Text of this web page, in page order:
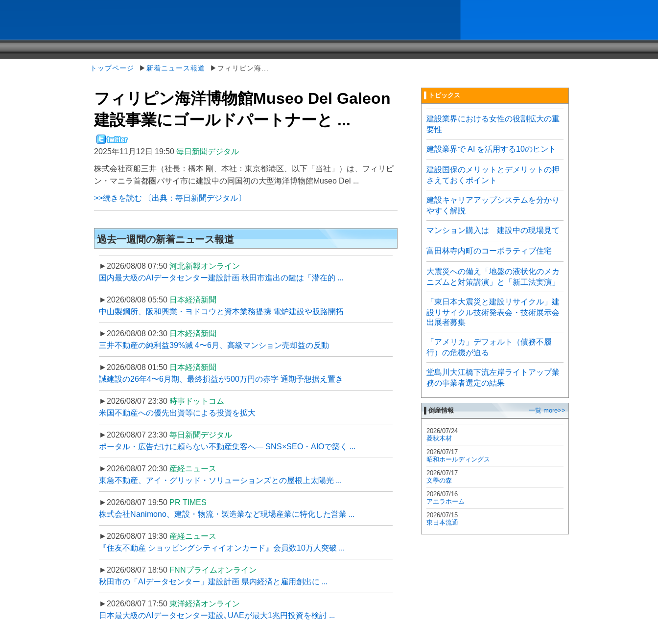
トップページ ▶ 新着ニュース報道 ▶フィリピン海...
フィリピン海洋博物館Museo Del Galeon
建設事業にゴールドパートナーと ...
2025年11月12日 19:50 毎日新聞デジタル
株式会社商船三井（社長：橋本 剛、本社：東京都港区、以下「当社」）は、フィリピ
ン・マニラ首都圏パサイ市に建設中の同国初の大型海洋博物館Museo Del ...
>>続きを読む 〔出典：毎日新聞デジタル〕
過去一週間の新着ニュース報道
►2026/08/08 07:50 河北新報オンライン
国内最大級のAIデータセンター建設計画 秋田市進出の鍵は「潜在的 ...
►2026/08/08 05:50 日本経済新聞
中山製鋼所、阪和興業・ヨドコウと資本業務提携 電炉建設や販路開拓
►2026/08/08 02:30 日本経済新聞
三井不動産の純利益39%減 4〜6月、高級マンション売却益の反動
►2026/08/08 01:50 日本経済新聞
誠建設の26年4〜6月期、最終損益が500万円の赤字 通期予想据え置き
►2026/08/07 23:30 時事ドットコム
米国不動産への優先出資等による投資を拡大
►2026/08/07 23:30 毎日新聞デジタル
ポータル・広告だけに頼らない不動産集客へ― SNS×SEO・AIOで築く ...
►2026/08/07 20:30 産経ニュース
東急不動産、アイ・グリッド・ソリューションズとの屋根上太陽光 ...
►2026/08/07 19:50 PR TIMES
株式会社Nanimono、建設・物流・製造業など現場産業に特化した営業 ...
►2026/08/07 19:30 産経ニュース
『住友不動産 ショッピングシティイオンカード』会員数10万人突破 ...
►2026/08/07 18:50 FNNプライムオンライン
秋田市の「AIデータセンター」建設計画 県内経済と雇用創出に ...
►2026/08/07 17:50 東洋経済オンライン
日本最大級のAIデータセンター建設､UAEが最大1兆円投資を検討 ...
▌トピックス
建設業界における女性の役割拡大の重
要性
建設業界で AI を活用する10のヒント
建設国保のメリットとデメリットの押
さえておくポイント
建設キャリアアップシステムを分かり
やすく解説
マンション購入は 建設中の現場見て
富田林寺内町のコーポラティブ住宅
大震災への備え「地盤の液状化のメカ
ニズムと対策講演」と「新工法実演」
「東日本大震災と建設リサイクル」建
設リサイクル技術発表会・技術展示会
出展者募集
「アメリカ」デフォルト（債務不履
行）の危機が迫る
堂島川大江橋下流左岸ライトアップ業
務の事業者選定の結果
▌倒産情報 一覧 more>>
2026/07/24
菱秋木材
2026/07/17
昭和ホールディングス
2026/07/17
文學の森
2026/07/16
アエラホーム
2026/07/15
東日本流通